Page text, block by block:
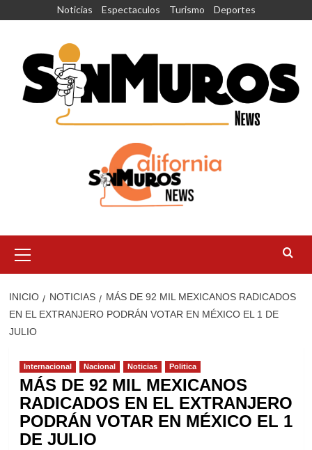
Noticias Espectaculos Turismo Deportes
principal
INICIO NOTICIAS
MÁS DE 92 MIL MEXICANOS RADICADOS
EN EL EXTRANJERO PODRÁN VOTAR EN MÉXICO EL 1 DE
JULIO
Internacional Nacional Noticias Politica
MÁS DE 92 MIL MEXICANOS
RADICADOS EN EL EXTRANJERO
PODRÁN VOTAR EN MÉXICO EL 1
DE JULIO